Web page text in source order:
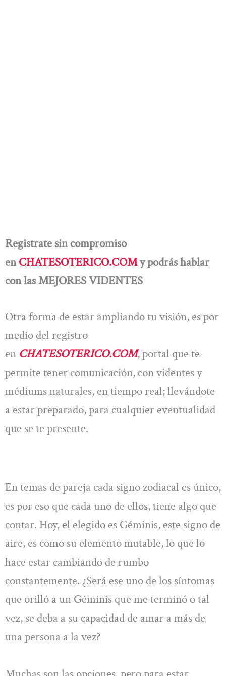
Registrate sin compromiso
enCHATESOTERICO.COMy podrás hablar
con las MEJORES VIDENTES
Otra forma de estar ampliando tu visión, es por
medio del registro
en CHATESOTERICO.COM, portal que te
permite tener comunicación, con videntes y
médiums naturales, en tiempo real; llevándote
a estar preparado, para cualquier eventualidad
que se te presente.
En temas de pareja cada signo zodiacal es único,
es por eso que cada uno de ellos, tiene algo que
contar. Hoy, el elegido es Géminis, este signo de
aire, es como su elemento mutable, lo que lo
hace estar cambiando de rumbo
constantemente. ¿Será ese uno de los síntomas
que orilló a un Géminis que me terminó o tal
vez, se deba a su capacidad de amar a más de
una persona a la vez?